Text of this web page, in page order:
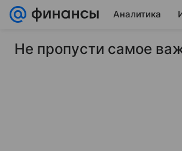
Аналитика
31 марта 2026 Российская газета
Не пропусти самое